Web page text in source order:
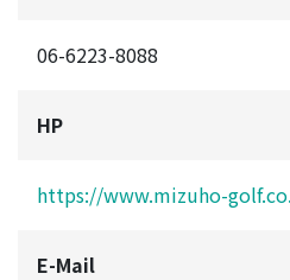
06-6223-8088
HP
https://www.mizuho-
E-Mail